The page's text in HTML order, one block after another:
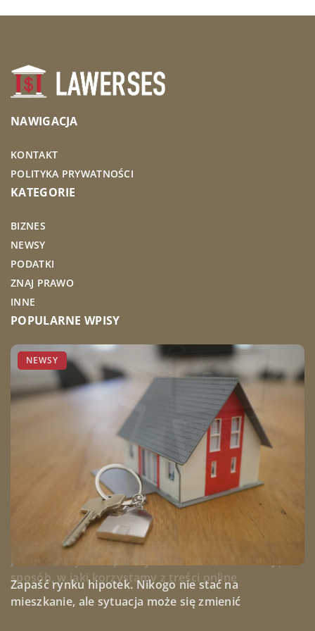
NAWIGACJA
KONTAKT
POLITYKA PRYWATNOŚCI
KATEGORIE
BIZNES
NEWSY
PODATKI
ZNAJ PRAWO
INNE
POPULARNE WPISY
BIZNES
Najważniejsze cechy profesjonalnego kuriera: Jak
znaleźć odpowiedniego partnera logistycznego?
INNE
Jak interaktywne aplikacje internetowe zmieniają
sposób, w jaki korzystamy z treści online
NEWSY
Zapaść rynku hipotek. Nikogo nie stać na
mieszkanie, ale sytuacja może się zmienić